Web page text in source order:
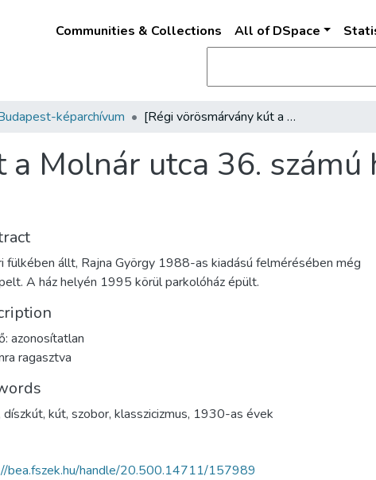
Communities & Collections All of DSpace
képarchívum [Régi vörösmárvány kút a Molnár utca 36. számú ház udvarán]
Molnár utca 36. számú
fülkében állt, Rajna György 1988-as kiadású felmérésében még
A ház helyén 1995 körül parkolóház épült.
azonosítatlan
ragasztva
díszkút, kút, szobor, klasszicizmus, 1930-as évek
bea.fszek.hu/handle/20.500.14711/157989